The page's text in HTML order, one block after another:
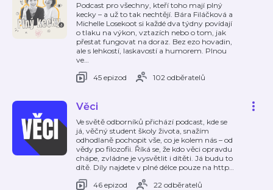
Podcast pro všechny, kteří toho mají plný
kecky – a už to tak nechtějí. Bára Filáčková a
Michelle Losekoot si každé dva týdny povídají
o tlaku na výkon, vztazích nebo o tom, jak
přestat fungovat na doraz. Bez ezo hovadin,
ale s lehkostí, laskavostí a humorem. Plnou
ve…
45 epizod
102 odběratelů
Věci
Ve světě odborníků přichází podcast, kde se
já, věčný student školy života, snažím
odhodlaně pochopit vše, co je kolem nás – od
vědy po filozofii. Říká se, že kdo věci opravdu
chápe, zvládne je vysvětlit i dítěti. Já budu to
dítě. Díly najdete v plné délce pouze na http…
46 epizod
22 odběratelů